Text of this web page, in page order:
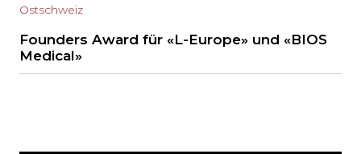
Ostschweiz
Founders Award für «L-Europe» und «BIOS
Medical»